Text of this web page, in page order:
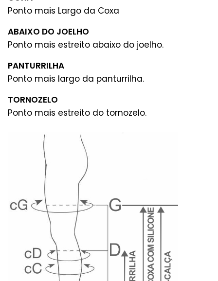
Ponto mais Largo da Coxa
ABAIXO DO JOELHO
Ponto mais estreito abaixo do joelho.
PANTURRILHA
Ponto mais largo da panturrilha.
TORNOZELO
Ponto mais estreito do tornozelo.